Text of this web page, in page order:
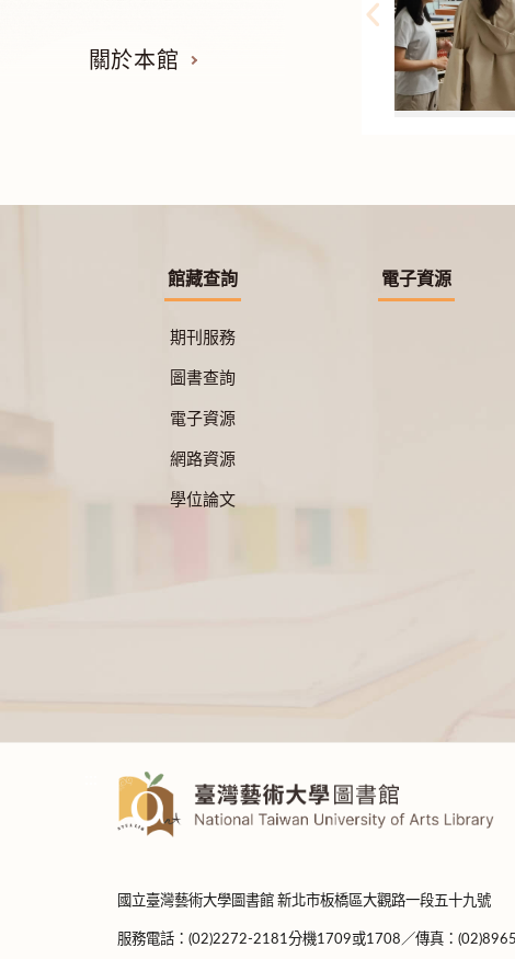
關於本館
館藏查詢
期刊服務
圖書查詢
電子資源
網路資源
學位論文
電子資源
國立臺灣藝術大學圖書館 新北市板橋區大觀路一段五十九號
服務電話：(02)2272-2181分機1709或1708／傳真：